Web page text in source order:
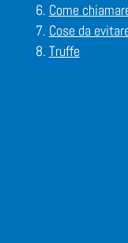
Come
Cose da
Truffe